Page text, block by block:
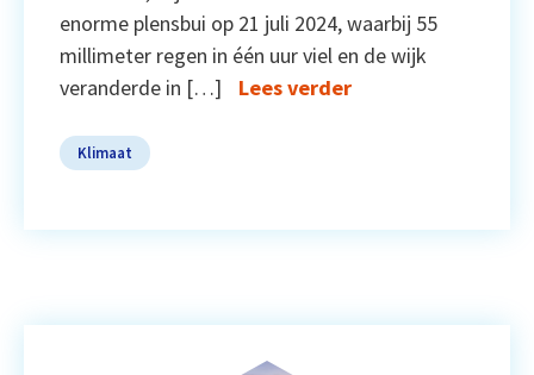
enorme plensbui op 21 juli 2024, waarbij 55
millimeter regen in één uur viel en de wijk
veranderde in […]
Lees verder
Klimaat